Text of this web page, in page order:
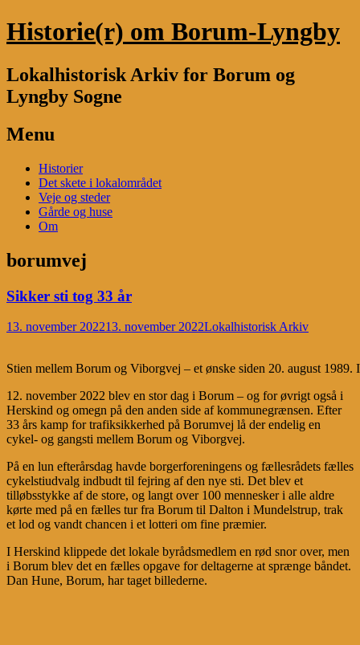
Historie(r) om Borum-Lyngby
Lokalhistorisk Arkiv for Borum og
Lyngby Sogne
Menu
Skip
content
Historier
Det skete i lokalområdet
Veje og steder
Gårde og huse
Om
borumvej
Sikker sti tog 33 år
13. november 202213. november 2022Lokalhistorisk Arkiv
Stien mellem Borum og Viborgvej – et ønske siden 20. august 1989.
12. november 2022 blev en stor dag i Borum – og for øvrigt også i
Herskind og omegn på den anden side af kommunegrænsen. Efter
33 års kamp for trafiksikkerhed på Borumvej lå der endelig en
cykel- og gangsti mellem Borum og Viborgvej.
På en lun efterårsdag havde borgerforeningens og fællesrådets fælles
cykelstiudvalg indbudt til fejring af den nye sti. Det blev et
tilløbsstykke af de store, og langt over 100 mennesker i alle aldre
kørte med på en fælles tur fra Borum til Dalton i Mundelstrup, trak
et lod og vandt chancen i et lotteri om fine præmier.
I Herskind klippede det lokale byrådsmedlem en rød snor over, men
i Borum blev det en fælles opgave for deltagerne at sprænge båndet.
Dan Hune, Borum, har taget billederne.